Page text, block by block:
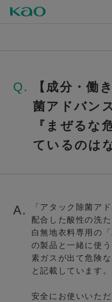
Q.
【成分・働
菌アドバン
『まぜるな
ているのは
A.
「アタック除菌ア
配合した酸性の洗
白無地衣料専用の
の製品と一緒に使
素ガスが出て危険
と記載しています。
安全にお使いいた